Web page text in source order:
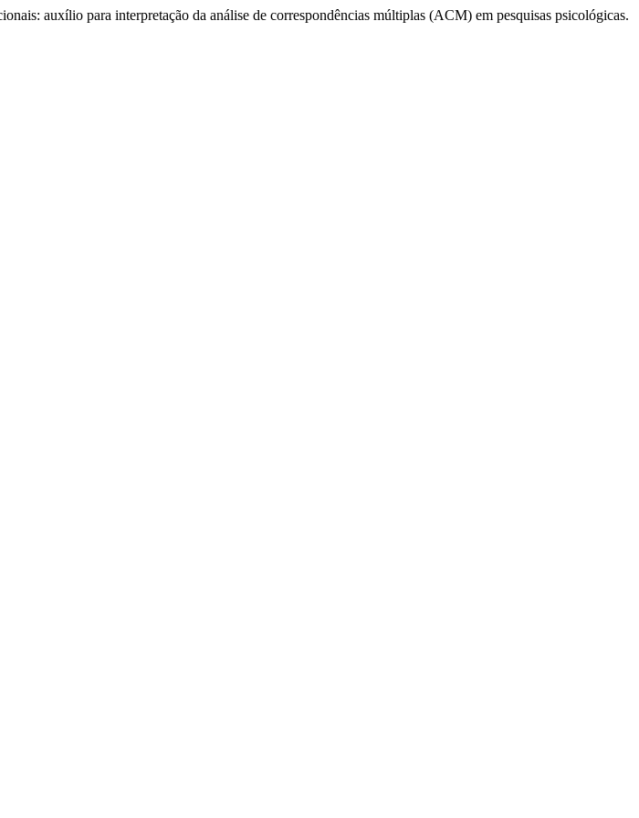
auxílio para interpretação da análise de correspondências múltiplas (ACM) em pesquisas psicológicas.